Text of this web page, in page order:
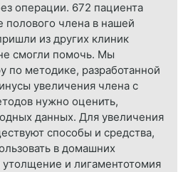
операции. 672 пациента
полового члена в нашей
из других клиник
смогли помочь. Мы
по методике, разработанной
увеличения члена с
нужно оценить,
данных. Для увеличения
способы и средства,
в домашних
и лигаментотомия